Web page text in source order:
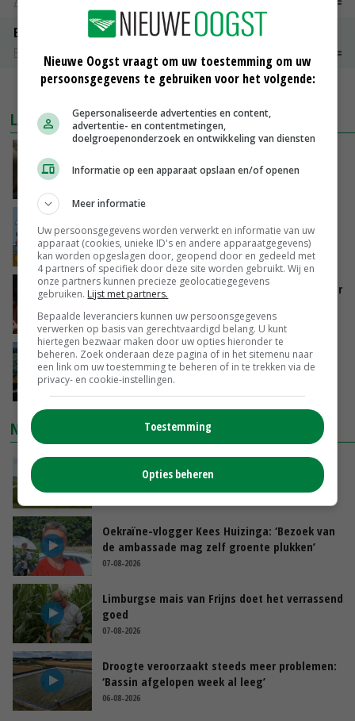
Boeren Gouda 12 kg
Boerenkaas
€ 6,05
MEER MARKTPRIJZEN
LAATSTE NIEUWS
zorgen voor meer balans’
groot: Nederland in Europese top
GISTEREN, 15:33
Vlaamse varkensstapel krimpt, pluimveesector
groeit door schaalvergroting
GISTEREN, 15:20
‘Cijfer jezelf niet weg en doe vooral ook waar
je gelukkig van wordt’
GISTEREN, 13:31
NIEUWSTE VIDEO'S
GISTEREN, 10:00
Oekraïne-vlogger Kees Huizinga: ‘Bezoek van
de ambassade mag zelf groente plukken’
07-08-2026
Limburgse mais van Frijns doet het verrassend
goed
07-08-2026
Droogte veroorzaakt steeds meer problemen:
‘Bassin afgelopen week al leeg’
06-08-2026
Nieuwe Oogst vraagt om uw toestemming om uw
persoonsgegevens te gebruiken voor het volgende:
Gepersonaliseerde advertenties en content,
advertentie- en contentmetingen,
doelgroepenonderzoek en ontwikkeling van diensten
Informatie op een apparaat opslaan en/of openen
Meer informatie
Uw persoonsgegevens worden verwerkt en informatie van uw
apparaat (cookies, unieke ID's en andere apparaatgegevens)
kan worden opgeslagen door, geopend door en gedeeld met
4 partners of specifiek door deze site worden gebruikt. Wij en
onze partners kunnen precieze geolocatiegegevens
gebruiken. Lijst met partners.
Bepaalde leveranciers kunnen uw persoonsgegevens
verwerken op basis van gerechtvaardigd belang. U kunt
hiertegen bezwaar maken door uw opties hieronder te
beheren. Zoek onderaan deze pagina of in het sitemenu naar
een link om uw toestemming te beheren of in te trekken via de
privacy- en cookie-instellingen.
Toestemming
Opties beheren